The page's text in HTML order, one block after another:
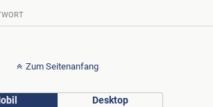
Zum Seitenanfang
Desktop